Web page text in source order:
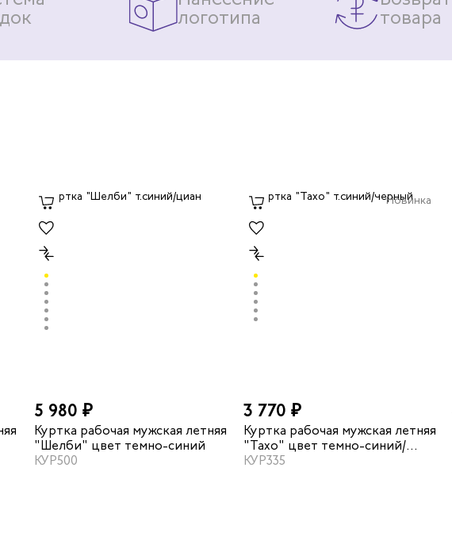
логотипа товара
5 980 ₽
Куртка рабочая мужская летняя
"Шелби" цвет темно-синий
КУР500
Новинка
3 770 ₽
Куртка рабочая мужская летняя
"Тахо" цвет темно-синий/
черный
КУР335